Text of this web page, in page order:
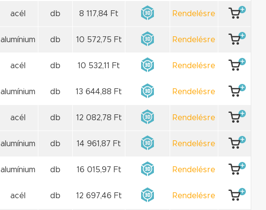
acél db 8 117,84 Ft Rendelésre
alumínium db 10 572,75 Ft Rendelésre
acél db 10 532,11 Ft Rendelésre
alumínium db 13 644,88 Ft Rendelésre
acél db 12 082,78 Ft Rendelésre
alumínium db 14 961,87 Ft Rendelésre
alumínium db 16 015,97 Ft Rendelésre
acél db 12 697,46 Ft Rendelésre